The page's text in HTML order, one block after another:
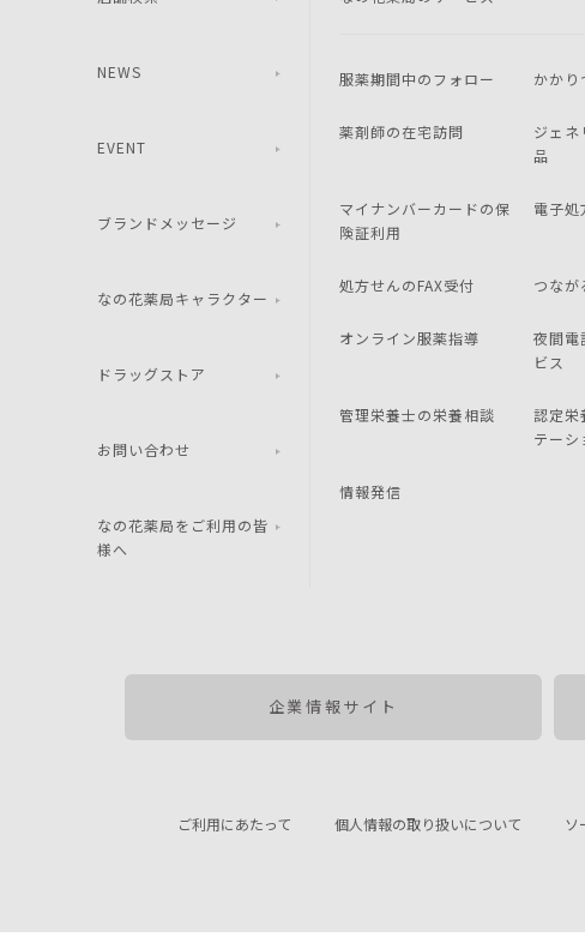
NEWS
EVENT
ブランドメッセージ
なの花薬局キャラクター
ドラッグストア
お問い合わせ
なの花薬局をご利用の皆
様へ
服薬期間中のフォロー かかり
薬剤師の在宅訪問
ジェネ
品
マイナンバーカードの保
険証利用
電子処
処方せんのFAX受付 つなが
オンライン服薬指導
夜間電
ビス
管理栄養士の栄養相談
認定栄
テーシ
情報発信
企業情報サイト
ご利用にあたって 個人情報の取り扱いについて ソ